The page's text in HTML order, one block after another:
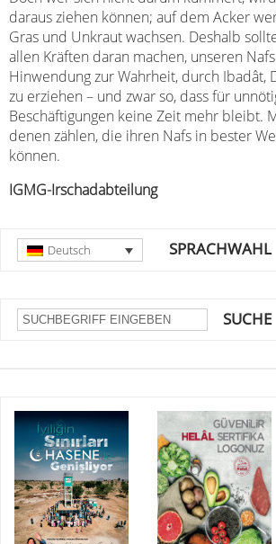
daraus ziehen können; auf dem Acker
Gras und Unkraut wachsen. Deshalb
allen Kräften daran machen, unseren
Hinwendung zur Wahrheit, durch Ibadât,
zu erziehen – und zwar so, dass für
Beschäftigungen keine Zeit mehr bleibt.
denen zählen, die ihren Nafs in bester
können.
IGMG-Irschadabteilung
SPRACHWAHL
Deutsch
SUCHE